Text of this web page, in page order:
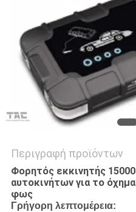
PRIVACY
POLICY
Περιγραφή προϊόντων
Φορητός εκκινητής
αυτοκινήτων για το
φως
Γρήγορη λεπτομέρεια: